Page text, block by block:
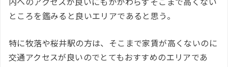
ところを鑑みると良いエリアであると思う。
特に牧落や桜井駅の方は、そこまで家賃が高くないのに
交通アクセスが良いのでとてもおすすめのエリアであ